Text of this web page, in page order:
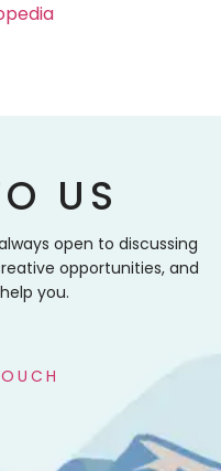
US
open to discussing
opportunities, and
you.